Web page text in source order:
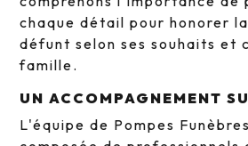
chaque détail pour honorer
défunt selon ses souhaits et
famille.
UN ACCOMPAGNEMENT
L'équipe de Pompes